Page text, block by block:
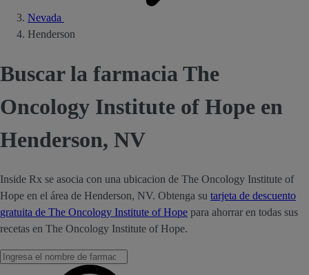
Nevada
Henderson
Buscar la farmacia The
Oncology Institute of Hope en
Henderson, NV
Inside Rx se asocia con una ubicacion de The Oncology Institute of
Hope en el área de Henderson, NV. Obtenga su tarjeta de descuento
gratuita de The Oncology Institute of Hope para ahorrar en todas sus
recetas en The Oncology Institute of Hope.